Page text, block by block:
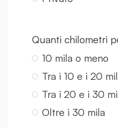
Quanti chilometri
10 mila o meno
Tra i 10 e i 20
Tra i 20 e i 30
Oltre i 30 mila